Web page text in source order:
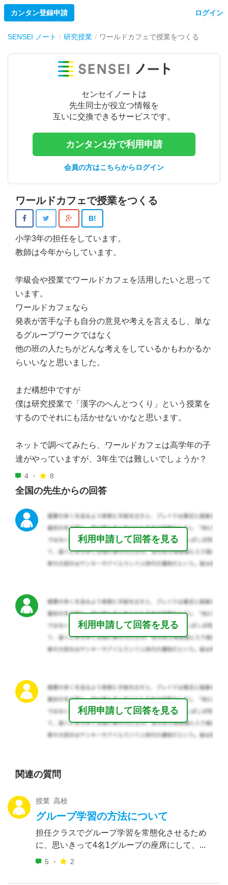
カンタン登録申請 ログイン
SENSEI ノート 研究授業 ワールドカフェで授業をつくる
センセイノートは
先生同士が役立つ情報を
互いに交換できるサービスです。
カンタン1分で利用申請
会員の方はこちらからログイン
ワールドカフェで授業をつくる
B!
小学3年の担任をしています。
教師は今年からしています。
学級会や授業でワールドカフェを活用したいと思って
います。
ワールドカフェなら
発表が苦手な子も自分の意見や考えを言えるし、単な
るグループワークではなく
他の班の人たちがどんな考えをしているかもわかるか
らいいなと思いました。
まだ構想中ですが
僕は研究授業で「漢字のへんとつくり」という授業を
するのでそれにも活かせないかなと思います。
ネットで調べてみたら、ワールドカフェは高学年の子
達がやっていますが、3年生では難しいでしょうか？
4 ・ 8
全国の先生からの回答
利用申請して回答を見る
利用申請して回答を見る
利用申請して回答を見る
関連の質問
授業 高校
グループ学習の方法について
担任クラスでグループ学習を常態化させるため
に、思いきって4名1グループの座席にして、...
5 ・ 2